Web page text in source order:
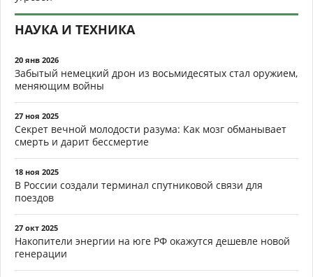
НАУКА И ТЕХНИКА
20 янв 2026
Забытый немецкий дрон из восьмидесятых стал оружием,
меняющим войны
27 ноя 2025
Секрет вечной молодости разума: Как мозг обманывает
смерть и дарит бессмертие
18 ноя 2025
В России создали терминал спутниковой связи для
поездов
27 окт 2025
Накопители энергии на юге РФ окажутся дешевле новой
генерации